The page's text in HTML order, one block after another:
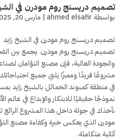
تصميم دريسنج روم مودرن في
بواسطة ahmed elsafir
| مارس 20, 2025
تصميم دريسنج روم مودرن في الشيخ
تصميم دريسنج روم مودرن يجمع بين
والجودة العالية، فإن مصنع التؤامان
مشروعًا فريدًا ومميزًا يلبي جميع
نموذجًا حقيقيًا للابتكار والإبداع في
نأخذك في جولة داخل هذا المشروع
مودرن الذي يعكس خبرة وكفاءة مصنع
أثاثية متكاملة.